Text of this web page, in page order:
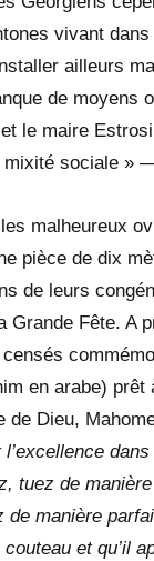
vivant
ailleurs
de moyens
le maire
mixité sociale »
malheureux
pièce de dix
de leurs
Grande Fête. A
en arabe)
de Dieu,
tuez de
de manière
et qu’il